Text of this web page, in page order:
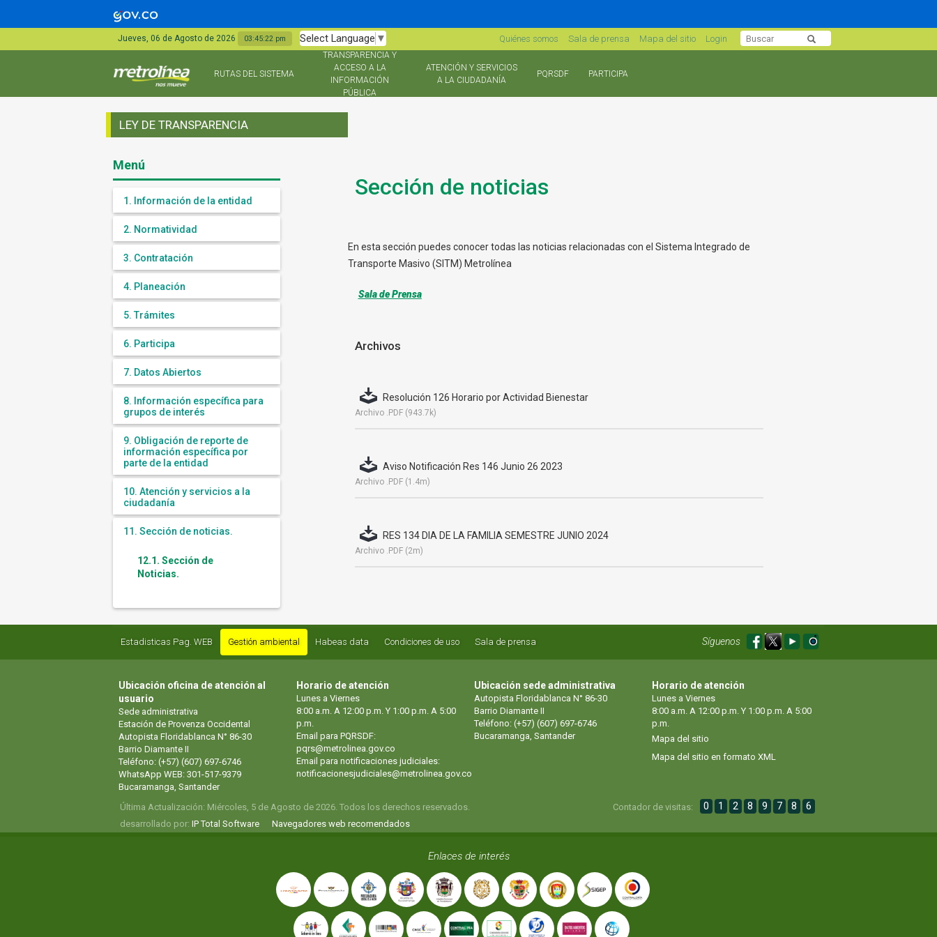
Jueves, 06 de Agosto de 2026 03:45:22 pm Select Language ▼ Quiénes somos Sala de prensa Mapa del sitio Login
RUTAS DEL SISTEMA
TRANSPARENCIA Y
ACCESO A LA
INFORMACIÓN
PÚBLICA
ATENCIÓN Y SERVICIOS
A LA CIUDADANÍA
PQRSDF PARTICIPA
LEY DE TRANSPARENCIA
Menú
1. Información de la entidad
2. Normatividad
3. Contratación
4. Planeación
5. Trámites
6. Participa
7. Datos Abiertos
8. Información específica para
grupos de interés
9. Obligación de reporte de
información específica por
parte de la entidad
10. Atención y servicios a la
ciudadanía
11. Sección de noticias.
12.1. Sección de
Noticias.
Sección de noticias
En esta sección puedes conocer todas las noticias relacionadas con el Sistema Integrado de
Transporte Masivo (SITM) Metrolínea
Sala de Prensa
Archivos
Resolución 126 Horario por Actividad Bienestar
Archivo .PDF (943.7k)
Aviso Notificación Res 146 Junio 26 2023
Archivo .PDF (1.4m)
RES 134 DIA DE LA FAMILIA SEMESTRE JUNIO 2024
Archivo .PDF (2m)
Estadisticas Pag. WEB Gestión ambiental Habeas data Condiciones de uso Sala de prensa Síguenos
Ubicación oficina de atención al
usuario
Sede administrativa
Estación de Provenza Occidental
Autopista Floridablanca N° 86-30
Barrio Diamante II
Teléfono: (+57) (607) 697-6746
WhatsApp WEB: 301-517-9379
Bucaramanga, Santander
Horario de atención
Lunes a Viernes
8:00 a.m. A 12:00 p.m. Y 1:00 p.m. A 5:00
p.m.
Email para PQRSDF:
pqrs@metrolinea.gov.co
Email para notificaciones judiciales:
notificacionesjudiciales@metrolinea.gov.co
Ubicación sede administrativa
Autopista Floridablanca N° 86-30
Barrio Diamante II
Teléfono: (+57) (607) 697-6746
Bucaramanga, Santander
Horario de atención
Lunes a Viernes
8:00 a.m. A 12:00 p.m. Y 1:00 p.m. A 5:00
p.m.
Mapa del sitio
Mapa del sitio en formato XML
Última Actualización: Miércoles, 5 de Agosto de 2026. Todos los derechos reservados.
desarrollado por: IP Total Software Navegadores web recomendados
Contador de visitas: 0 1 2 8 9 7 8 6
Enlaces de interés